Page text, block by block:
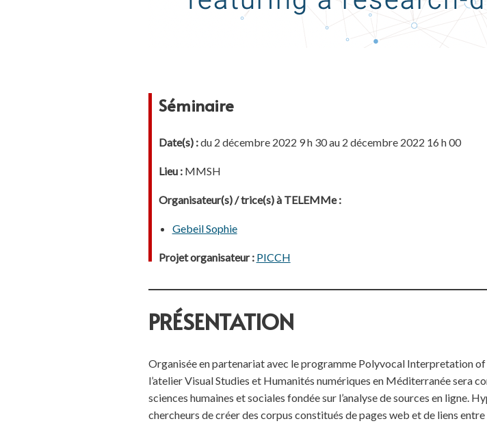
Séminaire
Date(s) :du 2 décembre 2022 9 h 30 au 2 décembre 2022 16 h 00
Lieu :MMSH
Organisateur(s) / trice(s) à TELEMMe :
Gebeil Sophie
Projet organisateur : PICCH
PRÉSENTATION
Organisée en partenariat avec le programme Polyvocal Interpretation
l’atelier Visual Studies et Humanités numériques en Méditerranée sera
sciences humaines et sociales fondée sur l’analyse de sources en ligne.
chercheurs de créer des corpus constitués de pages web et de liens